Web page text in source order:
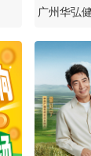
广州华弘